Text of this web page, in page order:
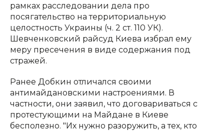
рамках расследовании дела про
посягательство на территориальную
целостность Украины (ч. 2 ст. 110 УК).
Шевченковский райсуд Киева избрал ему
меру пресечения в виде содержания под
стражей.
Ранее Добкин отличался своими
антимайдановскими настроениями. В
частности, они заявил, что договариваться с
протестующими на Майдане в Киеве
бесполезно. "Их нужно разоружить, а тех, кто